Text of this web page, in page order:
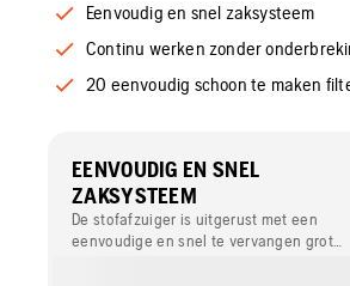
Eenvoudig en snel zaksysteem
Continu werken zonder
20 eenvoudig schoon te maken
EENVOUDIG EN SNEL
ZAKSYSTEEM
De stofafzuiger is uitgerust met een
eenvoudige en snel te vervangen grote